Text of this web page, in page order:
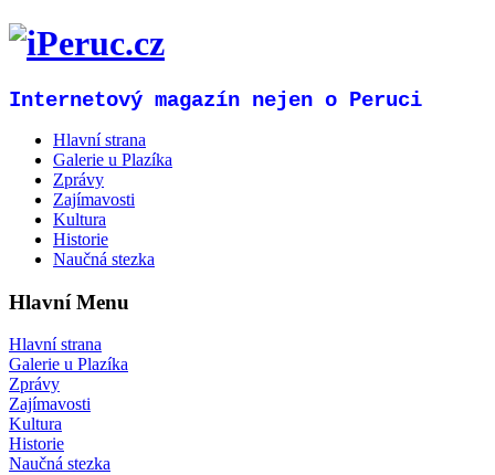
Internetový magazín nejen o Peruci
Hlavní strana
Galerie u Plazíka
Zprávy
Zajímavosti
Kultura
Historie
Naučná stezka
Hlavní Menu
Hlavní strana
Galerie u Plazíka
Zprávy
Zajímavosti
Kultura
Historie
Naučná stezka